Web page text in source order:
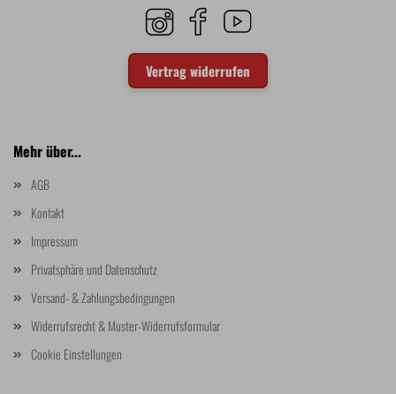
Vertrag widerrufen
Mehr über...
AGB
Kontakt
Impressum
Privatsphäre und Datenschutz
Versand- & Zahlungsbedingungen
Widerrufsrecht & Muster-Widerrufsformular
Cookie Einstellungen